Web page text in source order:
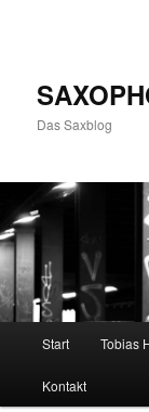
Das Saxblog
Start Tobias
Kontakt